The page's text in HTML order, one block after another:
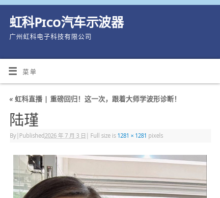
虹科Pico汽车示波器
广州虹科电子科技有限公司
菜单
«虹科直播 | 重磅回归！这一次，跟着大师学波形诊断！
陆瑾
By| Published 2026 年 7 月 3 日 Full size is 1281 × 1281 pixels